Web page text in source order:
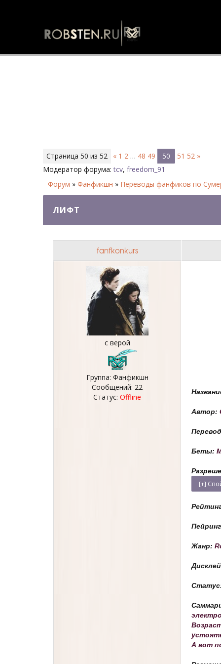
Страница 50 из 52 « 1 2 … 48 49 50 51 52 »
Модератор форума:tcv, freedom_91
Форум » Фанфикшн » Переводы фанфиков по
ЛИФТ
fanfkonkurs
с верой
Группа: Фанфикшн
Сообщений: 22
Статус: Offline
Автор:
Беты:
Жанр:
А вот